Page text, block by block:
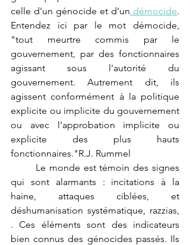
celle d'un génocide et d’un démocide.
Entendez ici par le mot démocide,
"tout meurtre commis par le
gouvernement, par des fonctionnaires
agissant sous l'autorité du
gouvernement. Autrement dit, ils
agissent conformément à la politique
explicite ou implicite du gouvernement
ou avec l’approbation implicite ou
explicite des plus hauts
fonctionnaires."R.J. Rummel
qui sont alarmants : incitations à la
haine, attaques ciblées, et
déshumanisation systématique, razzias,
. Ces éléments sont des indicateurs
bien connus des génocides passés. Ils